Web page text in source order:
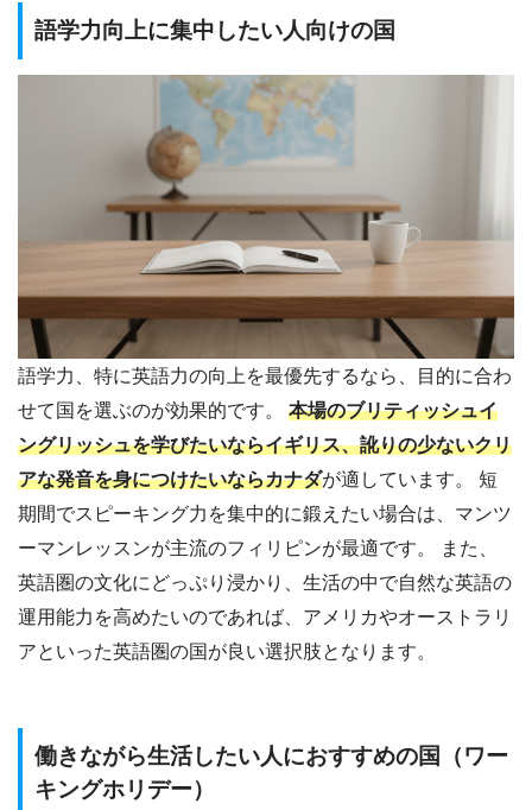
語学力向上に集中したい人向けの国
語学力、特に英語力の向上を最優先するなら、目的に合わ
せて国を選ぶのが効果的です。 本場のブリティッシュイ
ングリッシュを学びたいならイギリス、訛りの少ないクリ
アな発音を身につけたいならカナダが適しています。 短
期間でスピーキング力を集中的に鍛えたい場合は、マンツ
ーマンレッスンが主流のフィリピンが最適です。 また、
英語圏の文化にどっぷり浸かり、生活の中で自然な英語の
運用能力を高めたいのであれば、アメリカやオーストラリ
アといった英語圏の国が良い選択肢となります。
働きながら生活したい人におすすめの国（ワー
キングホリデー）